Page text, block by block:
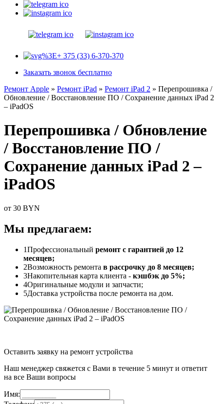
+ 375 (33) 6-370-370
Заказать звонок бесплатно
Ремонт Apple » Ремонт iPad » Ремонт iPad 2 » Перепрошивка /
Обновление / Восстановление ПО / Сохранение данных iPad 2
– iPadOS
Перепрошивка / Обновление
/ Восстановление ПО /
Сохранение данных iPad 2 –
iPadOS
от 30 BYN
Мы предлагаем:
1Профессиональный ремонт с гарантией до 12
месяцев;
2Возможность ремонта в рассрочку до 8 месяцев;
3Накопительная карта клиента - кэшбэк до 5%;
4Оригинальные модули и запчасти;
5Доставка устройства после ремонта на дом.
Оставить заявку на ремонт устройства
Наш менеджер свяжется с Вами в течение 5 минут и ответит
на все Ваши вопросы
Имя: